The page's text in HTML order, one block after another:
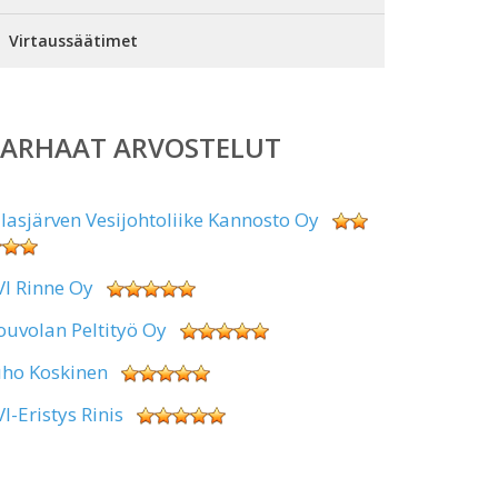
Virtaussäätimet
ARVOSTELUT
Vesijohtoliike Kannosto Oy
Rinne Oy
Peltityö Oy
Koskinen
Eristys Rinis